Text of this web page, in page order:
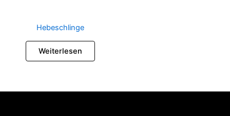
Hebeschlinge
Weiterlesen